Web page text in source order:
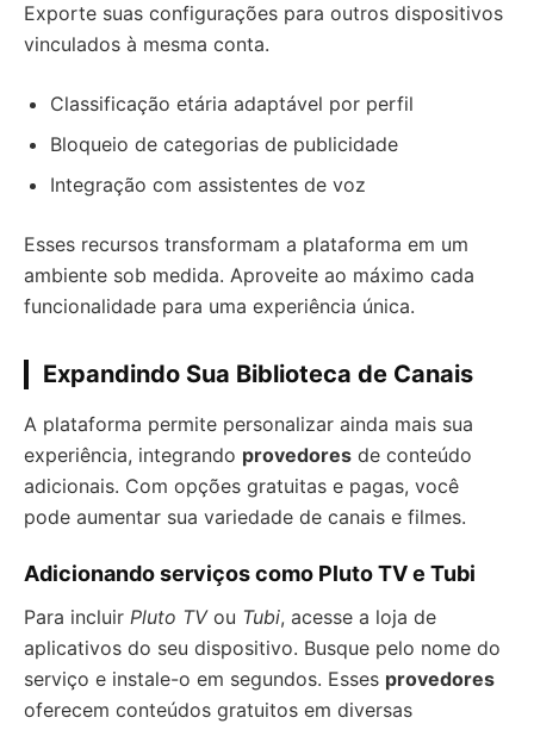
Exporte suas configurações para outros dispositivos
vinculados à mesma conta.
Classificação etária adaptável por perfil
Bloqueio de categorias de publicidade
Integração com assistentes de voz
Esses recursos transformam a plataforma em um
ambiente sob medida. Aproveite ao máximo cada
funcionalidade para uma experiência única.
Expandindo Sua Biblioteca de Canais
A plataforma permite personalizar ainda mais sua
experiência, integrando provedores de conteúdo
adicionais. Com opções gratuitas e pagas, você
pode aumentar sua variedade de canais e filmes.
Adicionando serviços como Pluto TV e Tubi
Para incluir Pluto TVou Tubi, acesse a loja de
aplicativos do seu dispositivo. Busque pelo nome do
serviço e instale-o em segundos. Esses provedores
oferecem conteúdos gratuitos em diversas